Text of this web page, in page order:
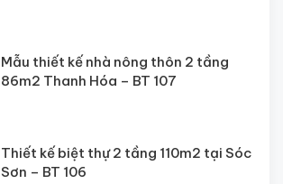
Mẫu thiết kế nhà nông thôn 2 tầng
86m2 Thanh Hóa – BT 107
Thiết kế biệt thự 2 tầng 110m2 tại Sóc
Sơn – BT 106